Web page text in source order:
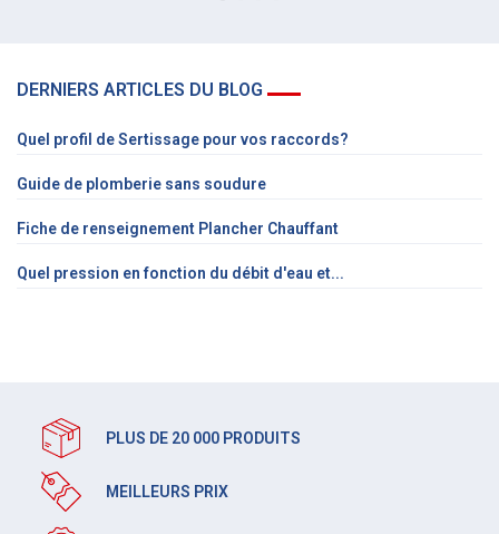
DERNIERS ARTICLES DU BLOG
Quel profil de Sertissage pour vos raccords?
Guide de plomberie sans soudure
Fiche de renseignement Plancher Chauffant
Quel pression en fonction du débit d'eau et...
PLUS DE 20 000 PRODUITS
MEILLEURS PRIX